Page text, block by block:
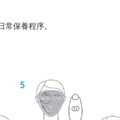
保養程序。